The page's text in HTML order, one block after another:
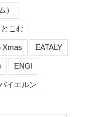
）
こむ
Xmas EATALY
ENGI
イエルン